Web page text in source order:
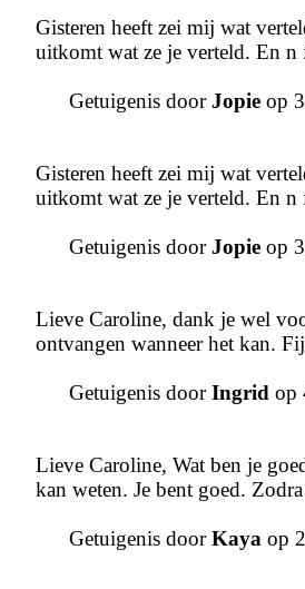
Gisteren heeft zei mij wat
uitkomt wat ze je verteld. En
Getuigenis doorJopie op
Gisteren heeft zei mij wat
uitkomt wat ze je verteld. En
Getuigenis doorJopie op
Lieve Caroline, dank je wel
ontvangen wanneer het kan.
Getuigenis doorIngrid op
Lieve Caroline, Wat ben je
kan weten. Je bent goed.
Getuigenis doorKaya op